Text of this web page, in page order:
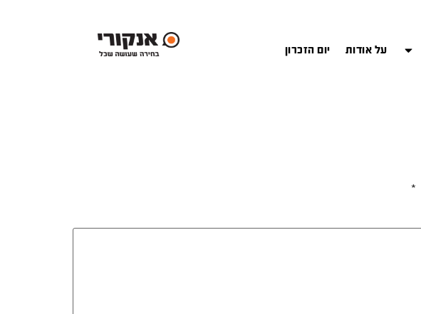
על אודות יום הזכרון
*